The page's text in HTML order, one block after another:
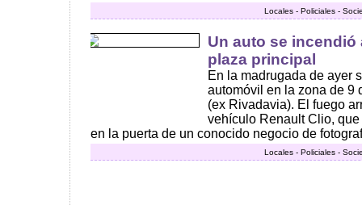
Locales - Policiales -
Un auto se
plaza principal
En la madrugada de ayer
automóvil en la zona de 9
(ex Rivadavia). El fuego
vehículo Renault Clio,
en la puerta de un conocido negocio de
Locales - Policiales -